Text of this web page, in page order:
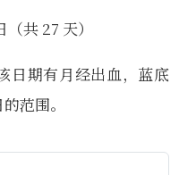
共 27 天）
日期有月经出血，蓝底
范围。